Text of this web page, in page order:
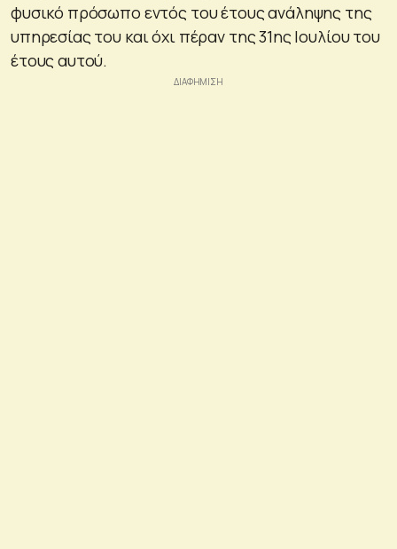
φυσικό πρόσωπο εντός του έτους ανάληψης της
υπηρεσίας του και όχι πέραν της 31ης Ιουλίου του
έτους αυτού.